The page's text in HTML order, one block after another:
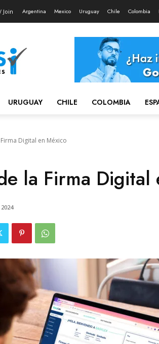
Join Argentina Mexico Uruguay Chile Colombia
URUGUAY CHILE COLOMBIA
Digital en México
la Firma Digital